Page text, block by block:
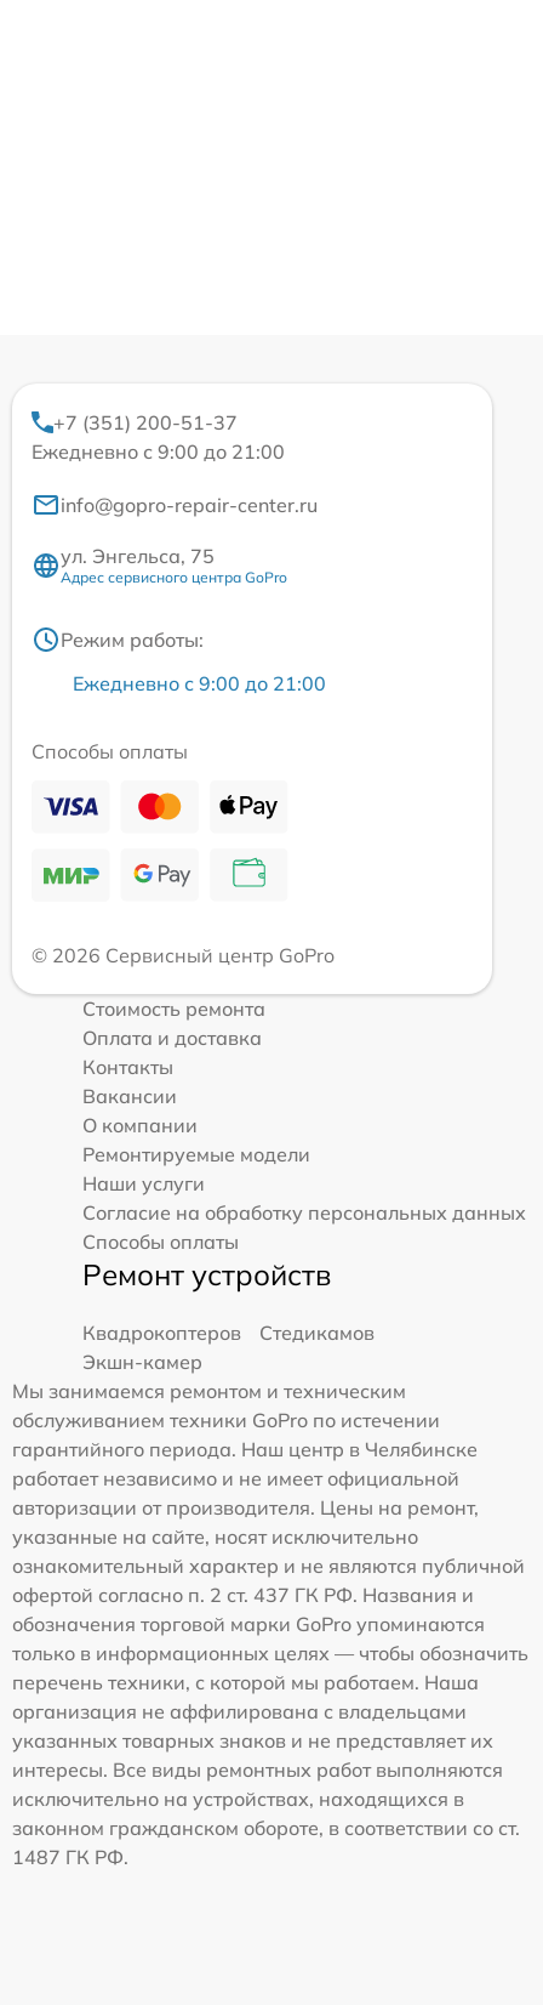
+7 (351) 200-51-37
Ежедневно с 9:00 до 21:00
info@gopro-repair-center.ru
ул. Энгельса, 75
Адрес сервисного центра GoPro
Режим работы:
Ежедневно с 9:00 до 21:00
Способы оплаты
© 2026 Сервисный центр GoPro
Стоимость ремонта
Оплата и доставка
Контакты
Вакансии
О компании
Ремонтируемые модели
Наши услуги
Согласие на обработку персональных данных
Способы оплаты
Ремонт устройств
Квадрокоптеров
Стедикамов
Экшн-камер
Мы занимаемся ремонтом и техническим
обслуживанием техники GoPro по истечении
гарантийного периода. Наш центр в Челябинске
работает независимо и не имеет официальной
авторизации от производителя. Цены на ремонт,
указанные на сайте, носят исключительно
ознакомительный характер и не являются публичной
офертой согласно п. 2 ст. 437 ГК РФ. Названия и
обозначения торговой марки GoPro упоминаются
только в информационных целях — чтобы обозначить
перечень техники, с которой мы работаем. Наша
организация не аффилирована с владельцами
указанных товарных знаков и не представляет их
интересы. Все виды ремонтных работ выполняются
исключительно на устройствах, находящихся в
законном гражданском обороте, в соответствии со ст.
1487 ГК РФ.